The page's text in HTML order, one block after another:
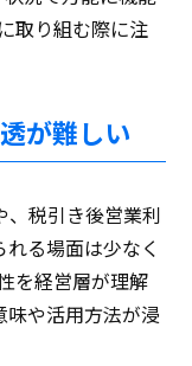
取り組む際に注
が難しい
、税引き後営業利
る場面は少なく
を経営層が理解
味や活用方法が浸